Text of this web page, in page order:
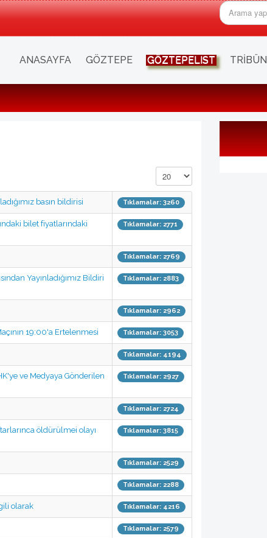
arama...
ANASAYFA GÖZTEPE GÖZTEPELIST TRIBÜN
Görüntüleme Sayısı
basın bildirisi Tıklamalar: 3260
bilet fiyatlarındaki
Tıklamalar: 2771
Tıklamalar: 2769
Yayınladığımız Bildiri
Tıklamalar: 2883
Tıklamalar: 2962
19:00'a Ertelenmesi Tıklamalar: 3053
Tıklamalar: 4194
ve Medyaya Gönderilen
Tıklamalar: 2927
Tıklamalar: 2724
öldürülmei olayı
Tıklamalar: 3815
Tıklamalar: 2529
Tıklamalar: 2288
olarak Tıklamalar: 4216
Tıklamalar: 2579